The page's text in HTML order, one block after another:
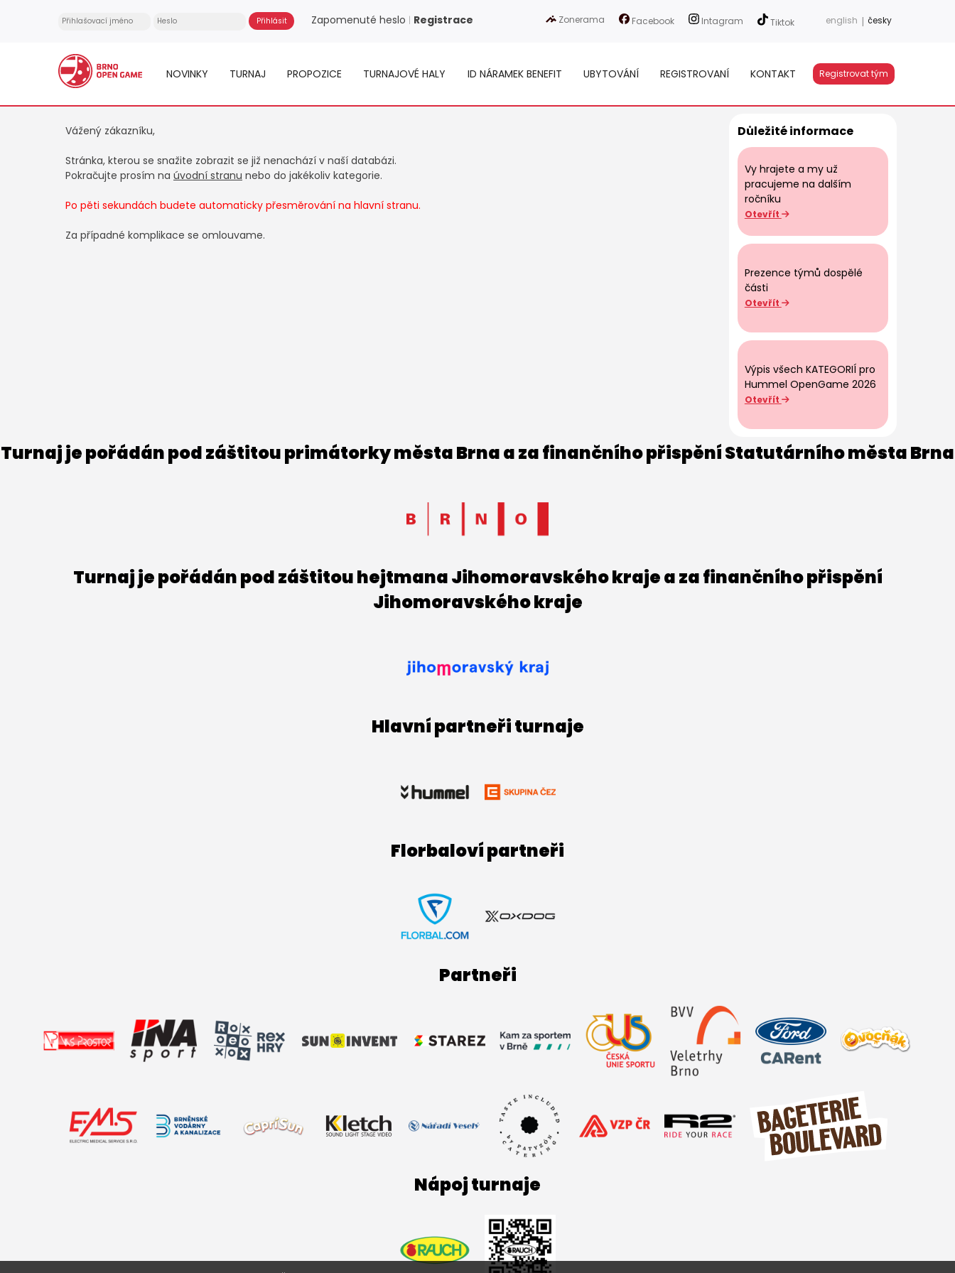
Zapomenuté heslo | Registrace Zonerama Facebook Intagram Tiktok english | česky
NOVINKY TURNAJ PROPOZICE TURNAJOVÉ HALY ID NÁRAMEK BENEFIT UBYTOVÁNÍ REGISTROVANÍ KONTAKT Registrovat tým
Vážený zákazníku,
Stránka, kterou se snažite zobrazit se již nenachází v naší databázi.
Pokračujte prosím na úvodní stranu nebo do jakékoliv kategorie.
Po pěti sekundách budete automaticky přesměrování na hlavní stranu.
Za případné komplikace se omlouvame.
Důležité informace
Vy hrajete a my už
pracujeme na dalším
ročníku
Otevřít
Prezence týmů dospělé
části
Otevřít
Výpis všech KATEGORIÍ pro
Hummel OpenGame 2026
Otevřít
Turnaj je pořádán pod záštitou primátorky města Brna a za finančního přispění Statutárního města Brna
Turnaj je pořádán pod záštitou hejtmana Jihomoravského kraje a za finančního přispění
Jihomoravského kraje
Hlavní partneři turnaje
Florbaloví partneři
Partneři
Nápoj turnaje